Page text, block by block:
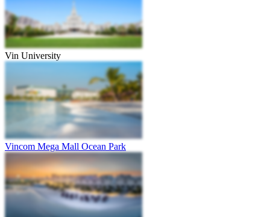
Vin University
Vincom Mega Mall Ocean Park